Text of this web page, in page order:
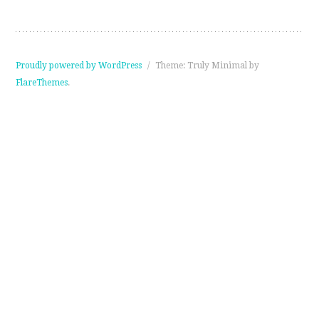
Proudly powered by WordPress /
Theme: Truly Minimal by
FlareThemes.